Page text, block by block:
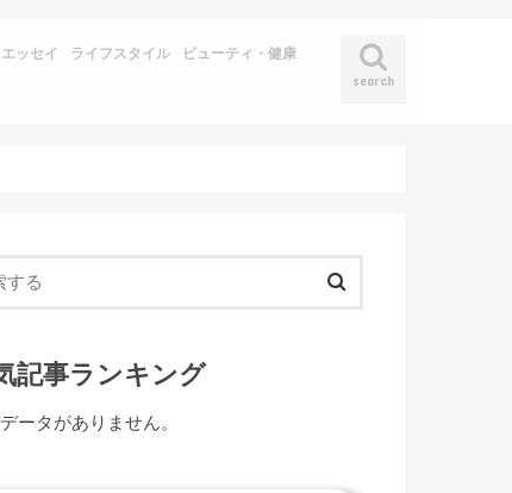
search
ッセイ ライフスタイル ビューティ・健康
記事ランキング
ータがありません。